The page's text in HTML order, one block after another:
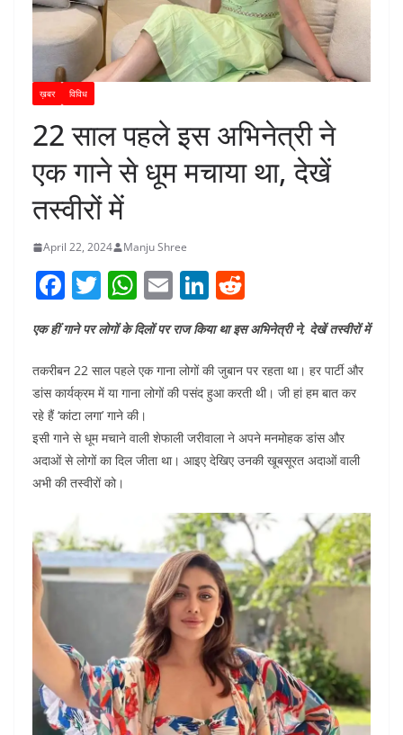
ख़बर विविध
22 साल पहले इस अभिनेत्री ने
एक गाने से धूम मचाया था, देखें
तस्वीरों में
April 22, 2024 Manju Shree
F
a
c
e
b
o
o
k
T
w
itt
er
W
h
at
s
A
p
p
E
m
ai
l
Li
k
e
dI
n
d
di
t
एक हीं गाने पर लोगों के दिलों पर राज किया था इस अभिनेत्री ने, देखें तस्वीरों में
तकरीबन 22 साल पहले एक गाना लोगों की जुबान पर रहता था। हर पार्टी और
डांस कार्यक्रम में या गाना लोगों की पसंद हुआ करती थी। जी हां हम बात कर
रहे हैं ‘कांटा लगा’ गाने की।
इसी गाने से धूम मचाने वाली शेफाली जरीवाला ने अपने मनमोहक डांस और
अदाओं से लोगों का दिल जीता था। आइए देखिए उनकी खूबसूरत अदाओं वाली
अभी की तस्वीरों को।